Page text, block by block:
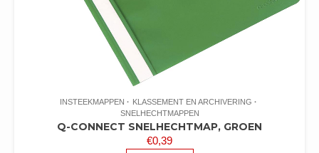
INSTEEKMAPPEN
KLASSEMENT EN ARCHIVERING
SNELHECHTMAPPEN
Q-CONNECT SNELHECHTMAP, GROEN
€0,39